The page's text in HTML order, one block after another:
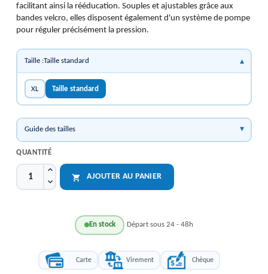
facilitant ainsi la rééducation. Souples et ajustables grâce aux
bandes velcro, elles disposent également d'un système de pompe
pour réguler précisément la pression.
Taille :Taille standard
XL Taille standard
Guide des tailles
QUANTITÉ
 AJOUTER AU PANIER
En stock Départ sous 24 - 48h
Carte Virement Chèque